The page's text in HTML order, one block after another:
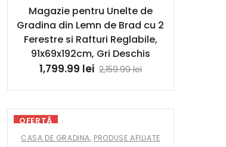
Magazie pentru Unelte de
Gradina din Lemn de Brad cu 2
Ferestre si Rafturi Reglabile,
91x69x192cm, Gri Deschis
2,159.99lei
1,799.99 lei
OFERTĂ
CASA DE GRADINA, PRODUSE AFILIATE